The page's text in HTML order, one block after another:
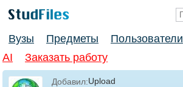
Вузы Предметы Пользователи
AI
Заказать работу
Добавил:Upload